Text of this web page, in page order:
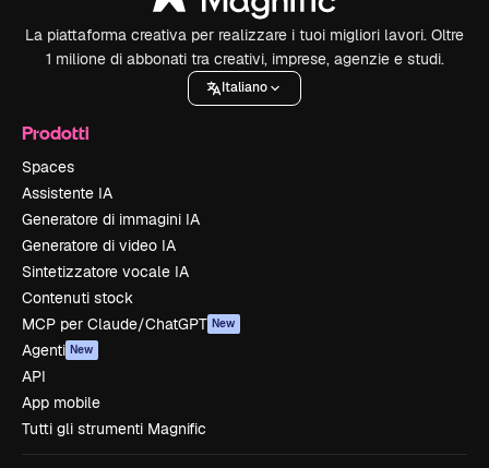
La piattaforma creativa per realizzare i tuoi migliori lavori. Oltre
1 milione di abbonati tra creativi, imprese, agenzie e studi.
Italiano
Prodotti
Spaces
Assistente IA
Generatore di immagini IA
Generatore di video IA
Sintetizzatore vocale IA
Contenuti stock
MCP per Claude/ChatGPT New
Agenti New
API
App mobile
Tutti gli strumenti Magnific